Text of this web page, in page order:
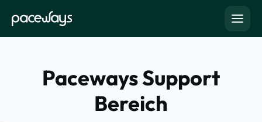
Paceways Support
Bereich